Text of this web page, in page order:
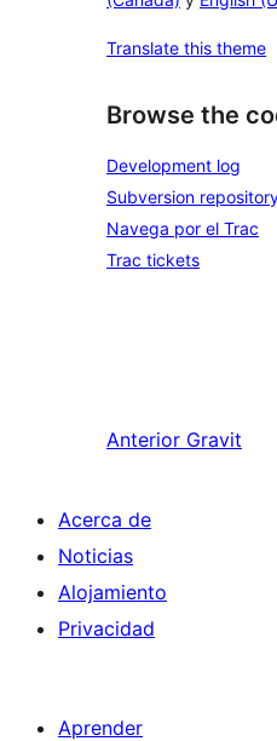
Translate this theme
Browse the
Development log
Subversion
Navega por el Trac
Trac tickets
Anterior Gravit
Acerca de
Noticias
Alojamiento
Privacidad
Aprender